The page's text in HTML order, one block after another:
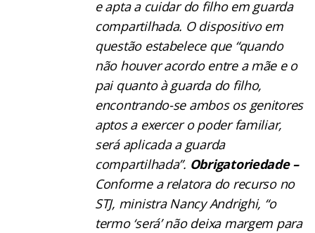
e apta a cuidar do filho em guarda
compartilhada. O dispositivo em
questão estabelece que “quando
não houver acordo entre a mãe e o
pai quanto à guarda do filho,
encontrando-se ambos os genitores
aptos a exercer o poder familiar,
será aplicada a guarda
compartilhada”. Obrigatoriedade –
Conforme a relatora do recurso no
STJ, ministra Nancy Andrighi, “o
termo ‘será’ não deixa margem para